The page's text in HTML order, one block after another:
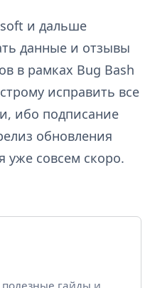
и дальше
данные и отзывы
в рамках Bug Bash
исправить все
ибо подписание
обновления
уже совсем скоро.
полезные гайды и